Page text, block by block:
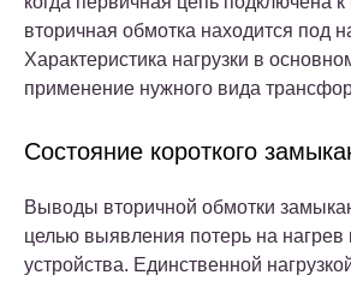
вторичная обмотка находится под
Характеристика нагрузки в
применение нужного вида
Состояние короткого
Выводы вторичной обмотки
целью выявления потерь на нагрев
устройства. Единственной